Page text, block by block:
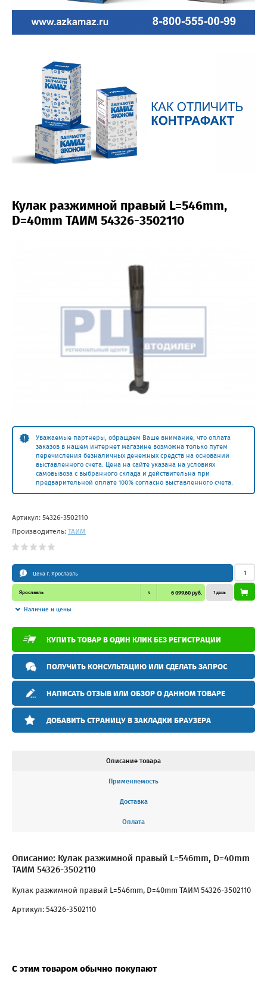
Кулак разжимной правый L=546mm,
D=40mm ТАИМ 54326-3502110
Уважаемые партнеры, обращаем Ваше внимание, что оплата
заказов в нашем интернет магазине возможна только путем
перечисления безналичных денежных средств на основании
выставленного счета. Цена на сайте указана на условиях
самовывоза с выбранного склада и действительна при
предварительной оплате 100% согласно выставленного счета.
Артикул: 54326-3502110
Производитель: ТАИМ
Цена г. Ярославль
Ярославль 4 6 099.60 руб.
Наличие и цены
1 день
КУПИТЬ ТОВАР В ОДИН КЛИК БЕЗ РЕГИСТРАЦИИ
ПОЛУЧИТЬ КОНСУЛЬТАЦИЮ ИЛИ СДЕЛАТЬ ЗАПРОС
НАПИСАТЬ ОТЗЫВ ИЛИ ОБЗОР О ДАННОМ ТОВАРЕ
ДОБАВИТЬ СТРАНИЦУ В ЗАКЛАДКИ БРАУЗЕРА
Описание товара
Применяемость
Доставка
Оплата
Описание: Кулак разжимной правый L=546mm, D=40mm
ТАИМ 54326-3502110
Кулак разжимной правый L=546mm, D=40mm ТАИМ 54326-3502110
Артикул: 54326-3502110
С этим товаром обычно покупают